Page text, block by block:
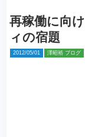
再稼働に向
ィの宿題
2012/05/01 澤昭裕 ブログ